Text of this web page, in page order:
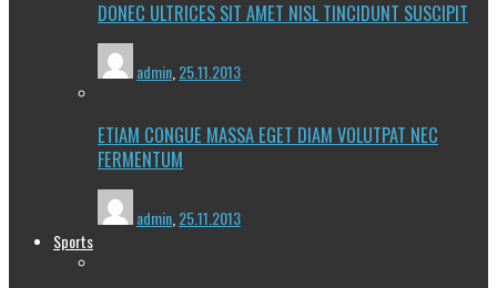
DONEC ULTRICES SIT AMET NISL TINCIDUNT SUSCIPIT
admin 25.11.2013
ETIAM CONGUE MASSA EGET DIAM VOLUTPAT NEC
FERMENTUM
admin 25.11.2013
Sports